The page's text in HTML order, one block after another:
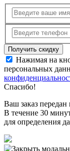
Нажимая на
персональных
Спасибо!
Ваш заказ
В течение 30
для определения